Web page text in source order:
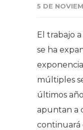
5 DE
El trabajo
se ha
múltiples
últimos
apuntan a
continuará